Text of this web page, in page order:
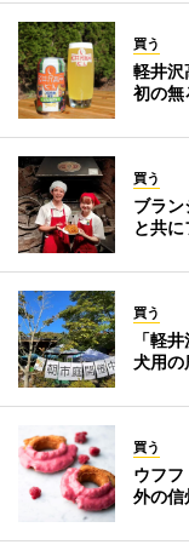
買う
軽井
初の
買う
ブラ
と共
買う
「軽
犬用の
買う
ウフ
外の信